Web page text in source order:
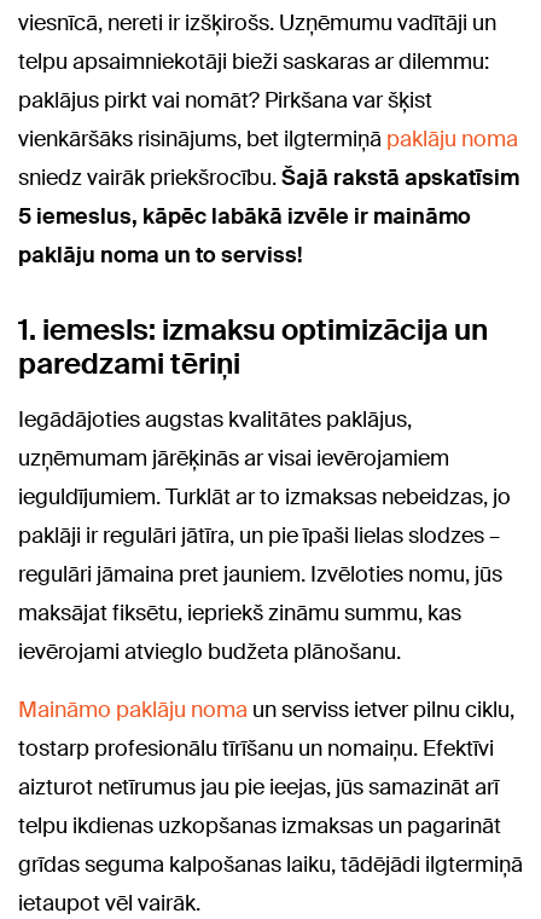
viesnīcā, nereti ir izšķirošs. Uzņēmumu vadītāji un
telpu apsaimniekotāji bieži saskaras ar dilemmu:
paklājus pirkt vai nomāt? Pirkšana var šķist
vienkāršāks risinājums, bet ilgtermiņā paklāju noma
sniedz vairāk priekšrocību.Šajā rakstā apskatīsim
5 iemeslus, kāpēc labākā izvēle ir maināmo
paklāju noma un to serviss!
1. iemesls: izmaksu optimizācija un
paredzami tēriņi
Iegādājoties augstas kvalitātes paklājus,
uzņēmumam jārēķinās ar visai ievērojamiem
ieguldījumiem. Turklāt ar to izmaksas nebeidzas, jo
paklāji ir regulāri jātīra, un pie īpaši lielas slodzes –
regulāri jāmaina pret jauniem. Izvēloties nomu, jūs
maksājat fiksētu, iepriekš zināmu summu, kas
ievērojami atvieglo budžeta plānošanu.
Maināmo paklāju noma un serviss ietver pilnu ciklu,
tostarp profesionālu tīrīšanu un nomaiņu. Efektīvi
aizturot netīrumus jau pie ieejas, jūs samazināt arī
telpu ikdienas uzkopšanas izmaksas un pagarināt
grīdas seguma kalpošanas laiku, tādējādi ilgtermiņā
ietaupot vēl vairāk.